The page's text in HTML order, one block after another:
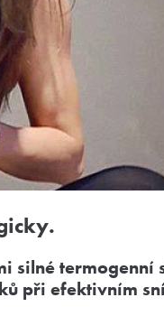
silné termogenní
při efektivním